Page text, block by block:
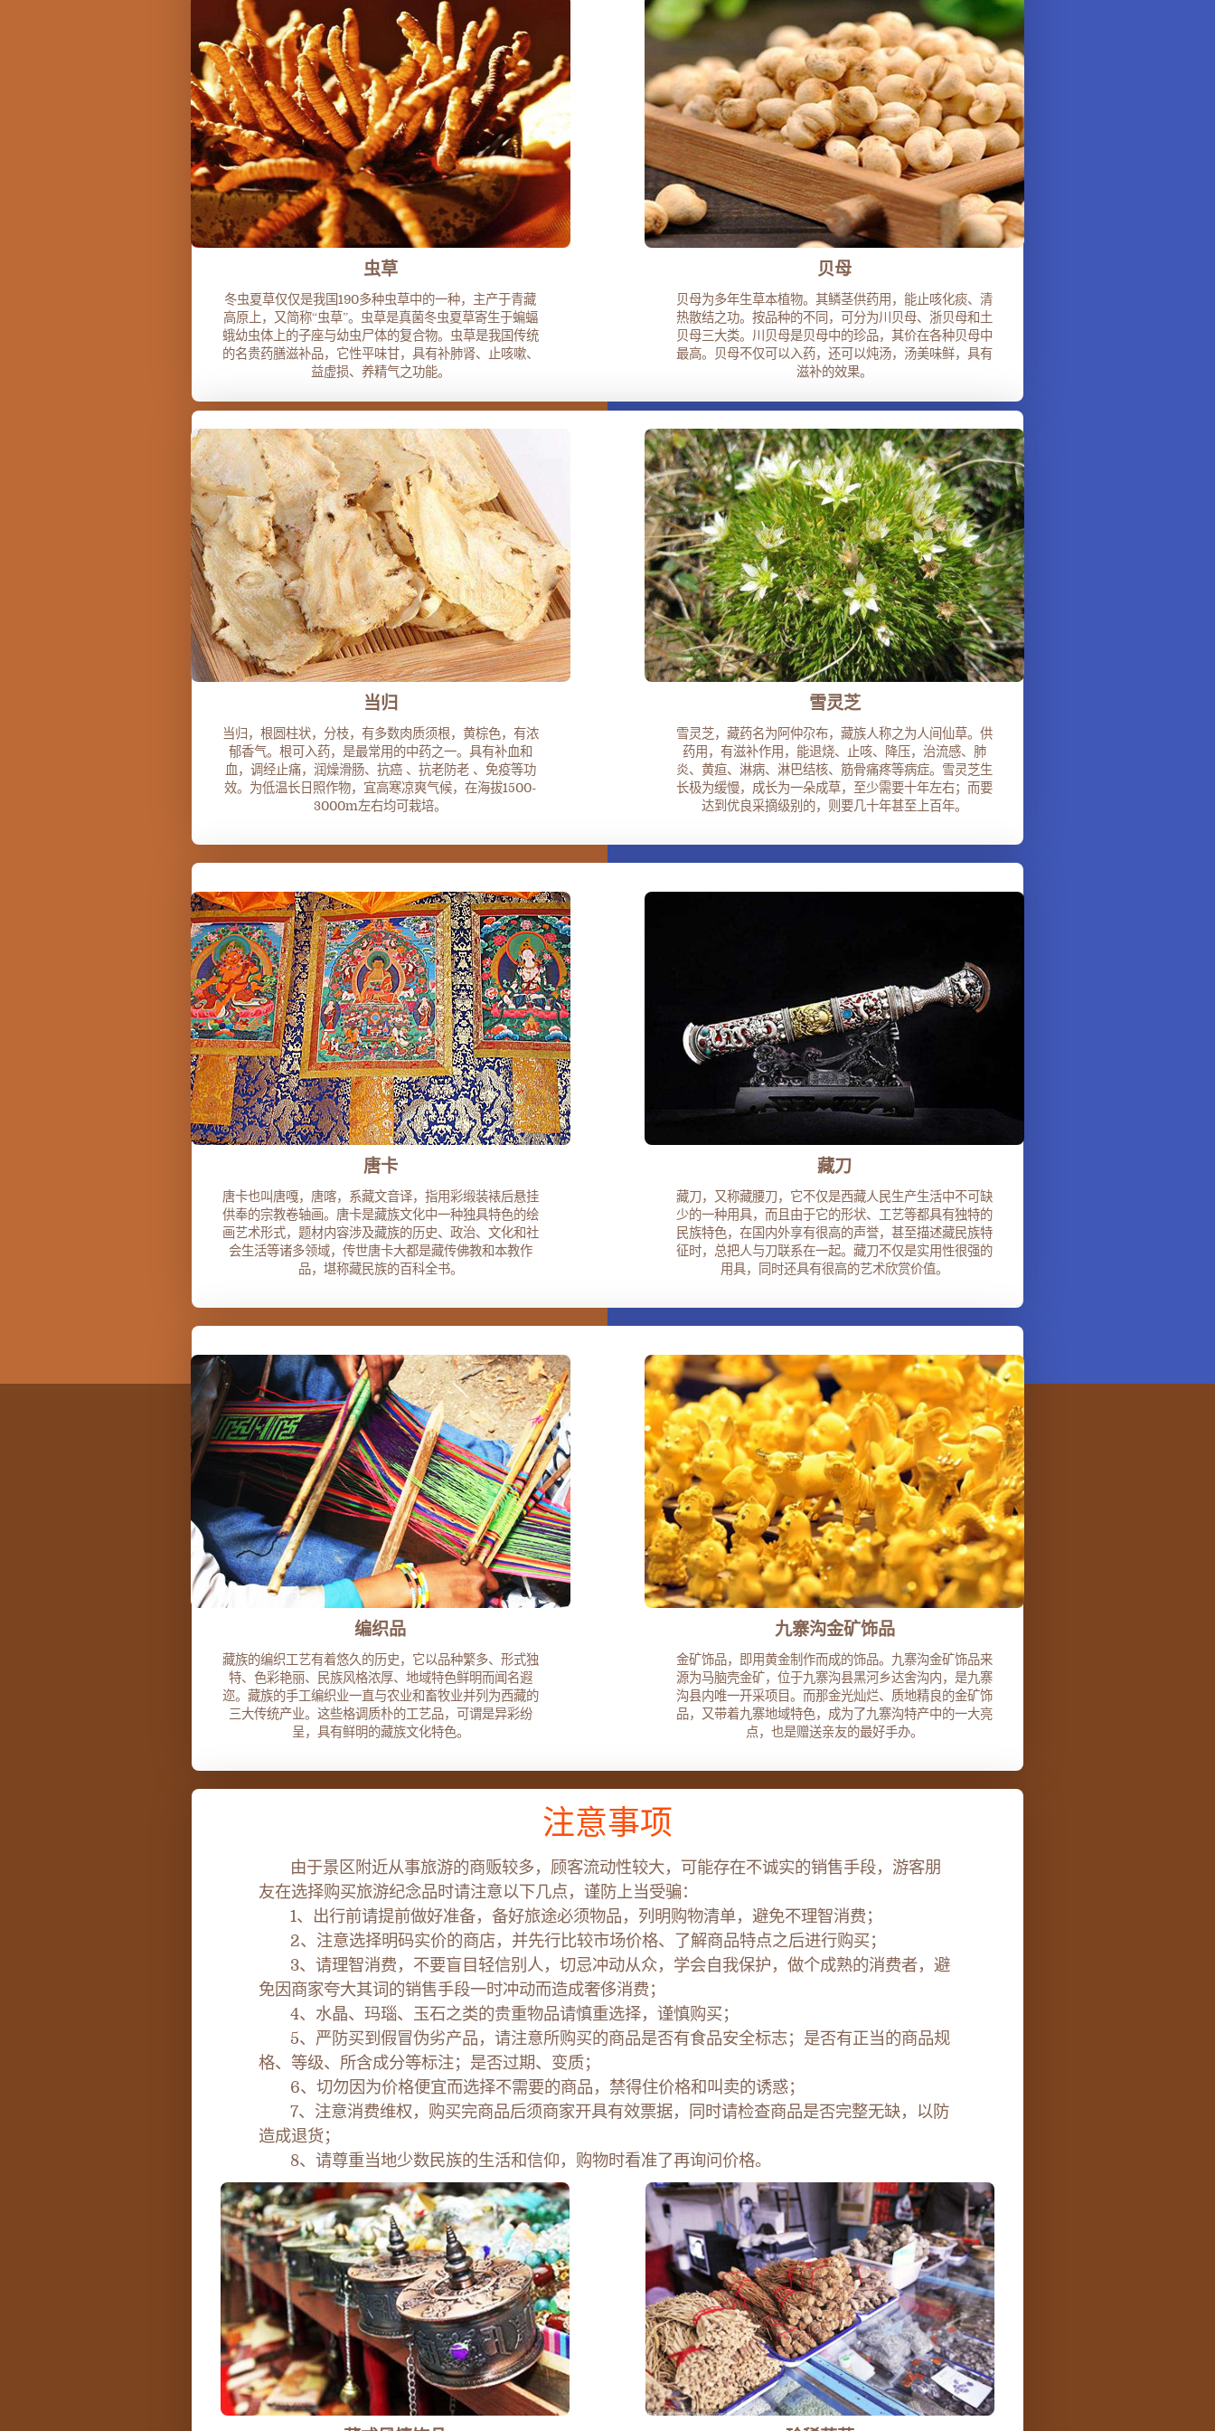
虫草
冬虫夏草仅仅是我国190多种虫草中的一种，主产于青藏
高原上，又简称“虫草”。虫草是真菌冬虫夏草寄生于蝙蝠
蛾幼虫体上的子座与幼虫尸体的复合物。虫草是我国传统
的名贵药膳滋补品，它性平味甘，具有补肺肾、止咳嗽、
益虚损、养精气之功能。
贝母
贝母为多年生草本植物。其鳞茎供药用，能止咳化痰、清
热散结之功。按品种的不同，可分为川贝母、浙贝母和土
贝母三大类。川贝母是贝母中的珍品，其价在各种贝母中
最高。贝母不仅可以入药，还可以炖汤，汤美味鲜，具有
滋补的效果。
当归
当归，根圆柱状，分枝，有多数肉质须根，黄棕色，有浓
郁香气。根可入药，是最常用的中药之一。具有补血和
血，调经止痛，润燥滑肠、抗癌 、抗老防老 、免疫等功
效。为低温长日照作物，宜高寒凉爽气候，在海拔1500-
3000m左右均可栽培。
雪灵芝
雪灵芝，藏药名为阿仲尕布，藏族人称之为人间仙草。供
药用，有滋补作用，能退烧、止咳、降压，治流感、肺
炎、黄疸、淋病、淋巴结核、筋骨痛疼等病症。雪灵芝生
长极为缓慢，成长为一朵成草，至少需要十年左右；而要
达到优良采摘级别的，则要几十年甚至上百年。
唐卡
唐卡也叫唐嘎，唐喀，系藏文音译，指用彩缎装裱后悬挂
供奉的宗教卷轴画。唐卡是藏族文化中一种独具特色的绘
画艺术形式，题材内容涉及藏族的历史、政治、文化和社
会生活等诸多领域，传世唐卡大都是藏传佛教和本教作
品，堪称藏民族的百科全书。
藏刀
藏刀，又称藏腰刀，它不仅是西藏人民生产生活中不可缺
少的一种用具，而且由于它的形状、工艺等都具有独特的
民族特色，在国内外享有很高的声誉，甚至描述藏民族特
征时，总把人与刀联系在一起。藏刀不仅是实用性很强的
用具，同时还具有很高的艺术欣赏价值。
编织品
藏族的编织工艺有着悠久的历史，它以品种繁多、形式独
特、色彩艳丽、民族风格浓厚、地域特色鲜明而闻名遐
迩。藏族的手工编织业一直与农业和畜牧业并列为西藏的
三大传统产业。这些格调质朴的工艺品，可谓是异彩纷
呈，具有鲜明的藏族文化特色。
九寨沟金矿饰品
金矿饰品，即用黄金制作而成的饰品。九寨沟金矿饰品来
源为马脑壳金矿，位于九寨沟县黑河乡达舍沟内，是九寨
沟县内唯一开采项目。而那金光灿烂、质地精良的金矿饰
品，又带着九寨地域特色，成为了九寨沟特产中的一大亮
点，也是赠送亲友的最好手办。
注意事项
由于景区附近从事旅游的商贩较多，顾客流动性较大，可能存在不诚实的销售手段，游客朋
友在选择购买旅游纪念品时请注意以下几点，谨防上当受骗：
1、出行前请提前做好准备，备好旅途必须物品，列明购物清单，避免不理智消费；
2、注意选择明码实价的商店，并先行比较市场价格、了解商品特点之后进行购买；
3、请理智消费，不要盲目轻信别人，切忌冲动从众，学会自我保护，做个成熟的消费者，避
免因商家夸大其词的销售手段一时冲动而造成奢侈消费；
4、水晶、玛瑙、玉石之类的贵重物品请慎重选择，谨慎购买；
5、严防买到假冒伪劣产品，请注意所购买的商品是否有食品安全标志；是否有正当的商品规
格、等级、所含成分等标注；是否过期、变质；
6、切勿因为价格便宜而选择不需要的商品，禁得住价格和叫卖的诱惑；
7、注意消费维权，购买完商品后须商家开具有效票据，同时请检查商品是否完整无缺，以防
造成退货；
8、请尊重当地少数民族的生活和信仰，购物时看准了再询问价格。